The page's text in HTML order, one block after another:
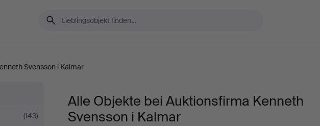
Svensson i Kalmar
(143)
Alle Objekte bei Auktionsfirma Kenneth
Svensson i Kalmar